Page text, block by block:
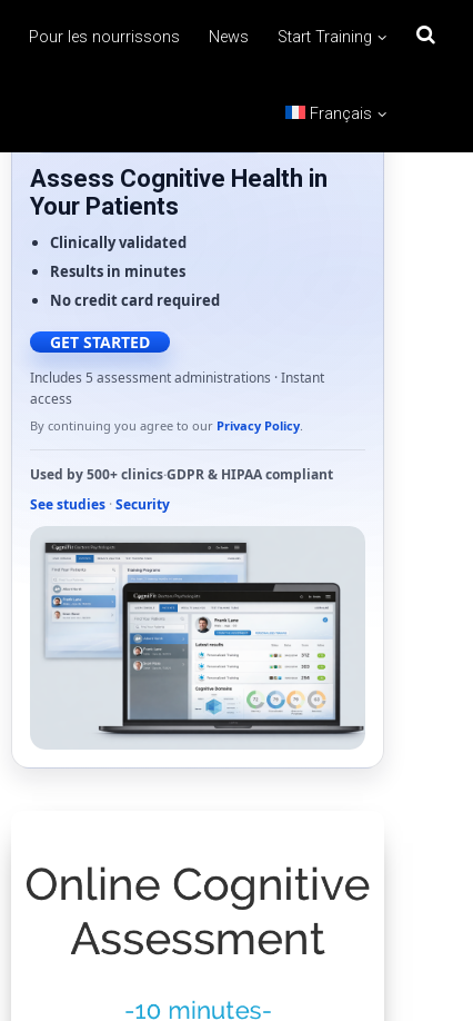
Pour les nourrissons News Start Training
Français
Assess Cognitive Health in
Your Patients
Clinically validated
Results in minutes
No credit card required
GET STARTED
Includes 5 assessment administrations · Instant
access
By continuing you agree to our Privacy Policy.
Used by500+ clinics·GDPR& HIPAAcompliant
See studies · Security